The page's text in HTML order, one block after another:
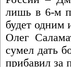
лишь в 6-м
будет одним
Олег
сумел дать
прибавил за